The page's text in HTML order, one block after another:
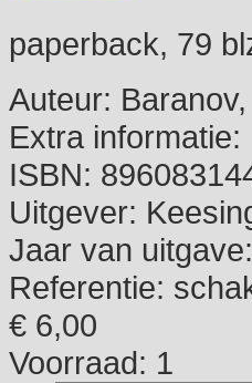
paperback, 79
Auteur:
Extra informatie:
ISBN:
Uitgever:
Jaar van uitgave:
Referentie:
€ 6,00
Voorraad: 1